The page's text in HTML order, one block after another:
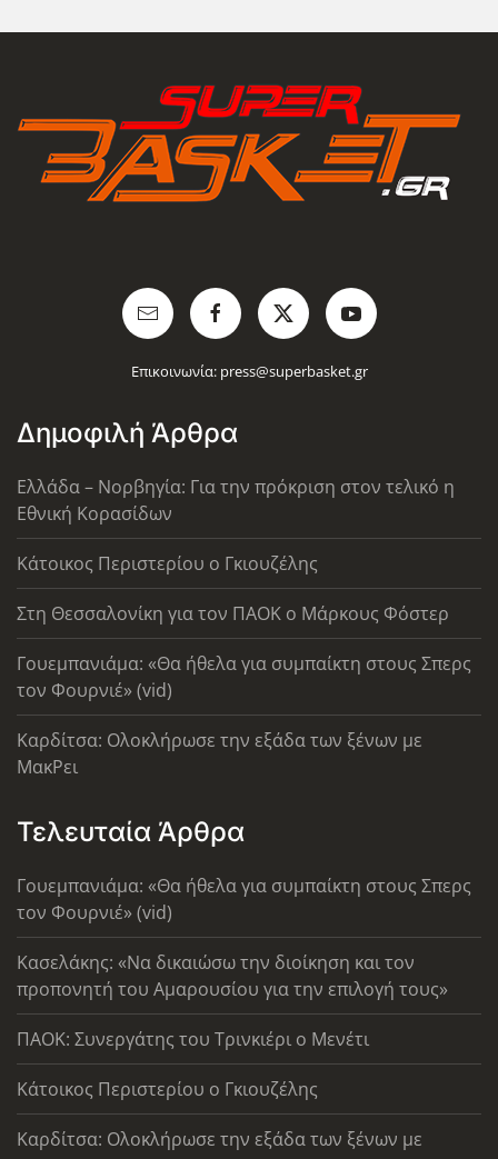
Επικοινωνία: press@superbasket.gr
Δημοφιλή Άρθρα
Ελλάδα – Νορβηγία: Για την πρόκριση στον τελικό η
Εθνική Κορασίδων
Κάτοικος Περιστερίου ο Γκιουζέλης
Στη Θεσσαλονίκη για τον ΠΑΟΚ ο Μάρκους Φόστερ
Γουεμπανιάμα: «Θα ήθελα για συμπαίκτη στους Σπερς
τον Φουρνιέ» (vid)
Καρδίτσα: Ολοκλήρωσε την εξάδα των ξένων με
ΜακΡει
Τελευταία Άρθρα
Γουεμπανιάμα: «Θα ήθελα για συμπαίκτη στους Σπερς
τον Φουρνιέ» (vid)
Κασελάκης: «Να δικαιώσω την διοίκηση και τον
προπονητή του Αμαρουσίου για την επιλογή τους»
ΠΑΟΚ: Συνεργάτης του Τρινκιέρι ο Μενέτι
Κάτοικος Περιστερίου ο Γκιουζέλης
Καρδίτσα: Ολοκλήρωσε την εξάδα των ξένων με